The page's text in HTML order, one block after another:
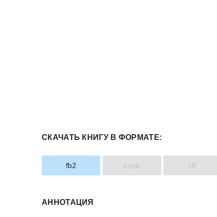
СКАЧАТЬ КНИГУ В ФОРМАТЕ:
fb2 epub rtf
АННОТАЦИЯ